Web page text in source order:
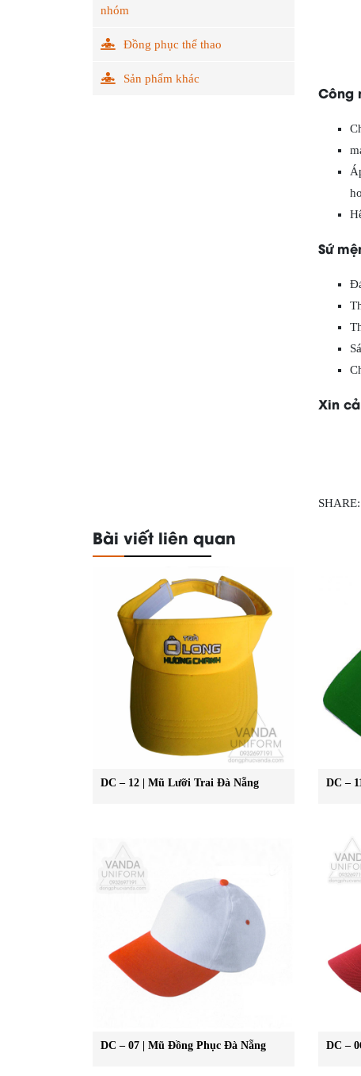
Công
Sứ
Xin
SHARE:
nhóm
Đồng phục thể thao
Sản phẩm khác
Bài viết liên quan
DC – 12 | Mũ Lưỡi Trai Đà Nẵng DC –
DC – 07 | Mũ Đồng Phục Đà Nẵng DC –